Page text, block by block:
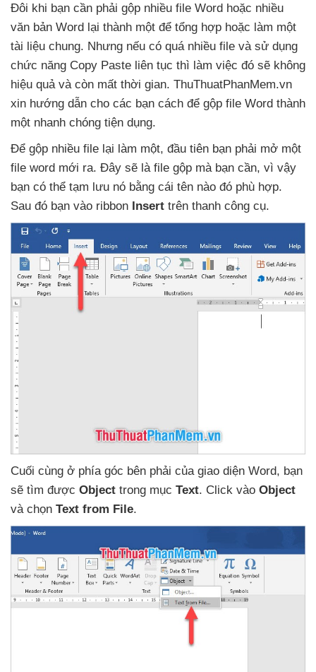
Đôi khi bạn cần phải gộp nhiều file Word hoặc nhiều
văn bản Word lại thành một để tổng hợp hoặc làm một
tài liệu chung. Nhưng nếu có quá nhiều file và sử dụng
chức năng Copy Paste liên tục thì làm việc đó sẽ không
hiệu quả và còn mất thời gian. ThuThuatPhanMem.vn
xin hướng dẫn cho các bạn cách để gộp file Word thành
một nhanh chóng tiện dụng.
Để gộp nhiều file lại làm một, đầu tiên bạn phải mở một
file word mới ra. Đây sẽ là file gộp mà bạn cần, vì vậy
bạn có thể tạm lưu nó bằng cái tên nào đó phù hợp.
Sau đó bạn vào ribbon Insert trên thanh công cụ.
Cuối cùng ở phía góc bên phải của giao diện Word, bạn
sẽ tìm được Object trong mục Text. Click vào Object
và chọn Text from File.